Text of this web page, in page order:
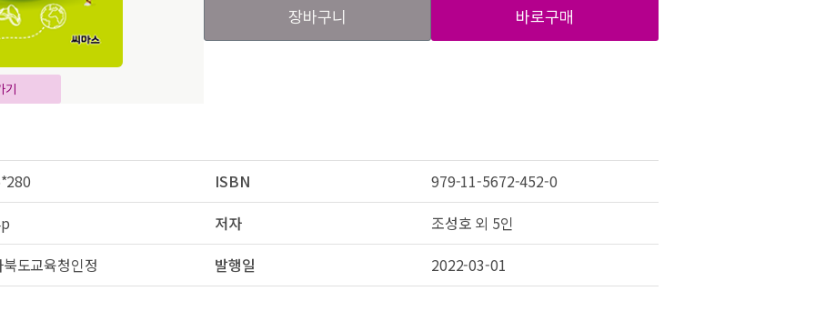
장바구니 바로구매
ISBN
979-11-5672-452-0
저자
조성호 외 5인
도교육청인정
발행일 2022-03-01